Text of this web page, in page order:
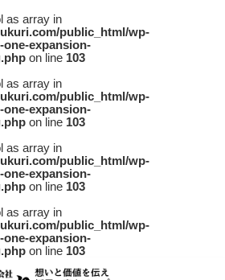
as array in
public_html/wp-
expansion-
on line 103
as array in
public_html/wp-
expansion-
on line 103
as array in
public_html/wp-
expansion-
on line 103
as array in
public_html/wp-
expansion-
on line 103